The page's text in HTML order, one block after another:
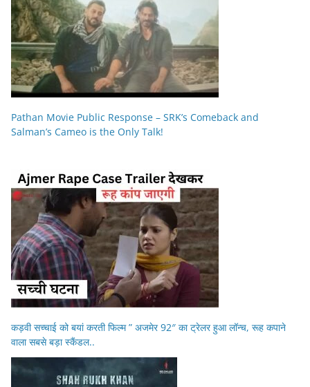
Pathan Movie Public Response – SRK’s Comeback and
Salman’s Cameo is the Only Talk!
कड़वी सच्चाई को बयां करती फिल्म ” अजमेर 92″ का ट्रेलर हुआ लॉन्च, रूह कपाने
वाला सबसे बड़ा स्कैंडल..